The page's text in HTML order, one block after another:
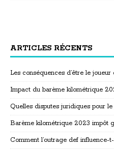
ARTICLES RÉCENTS
Les conséquences d’être le
Impact du barème kilométrique
Quelles disputes juridiques pour
Barème kilométrique 2023 impôt
Comment l’outrage def